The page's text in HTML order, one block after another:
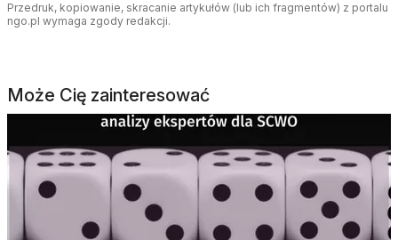
Przedruk, kopiowanie, skracanie artykułów (lub ich fragmentów) z portalu
ngo.pl wymaga zgody redakcji.
Może Cię zainteresować